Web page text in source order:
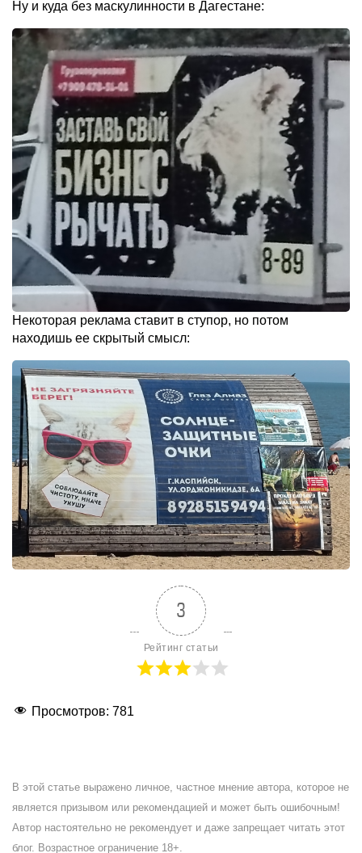
Ну и куда без маскулинности в Дагестане:
Некоторая реклама ставит в ступор, но потом
находишь ее скрытый смысл:
3
Рейтинг статьи
Просмотров: 781
В этой статье выражено личное, частное мнение автора, которое не
является призывом или рекомендацией и может быть ошибочным!
Автор настоятельно не рекомендует и даже запрещает читать этот
блог. Возрастное ограничение 18+.